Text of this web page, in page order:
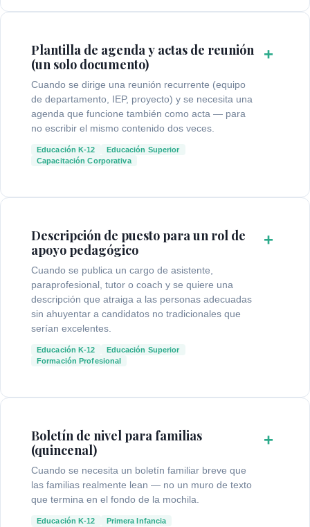
Plantilla de agenda y actas de reunión
(un solo documento)
Cuando se dirige una reunión recurrente (equipo
de departamento, IEP, proyecto) y se necesita una
agenda que funcione también como acta — para
no escribir el mismo contenido dos veces.
Educación K-12
Educación Superior
Capacitación Corporativa
+
Descripción de puesto para un rol de
apoyo pedagógico
Cuando se publica un cargo de asistente,
paraprofesional, tutor o coach y se quiere una
descripción que atraiga a las personas adecuadas
sin ahuyentar a candidatos no tradicionales que
serían excelentes.
Educación K-12
Educación Superior
Formación Profesional
+
Boletín de nivel para familias
(quincenal)
Cuando se necesita un boletín familiar breve que
las familias realmente lean — no un muro de texto
que termina en el fondo de la mochila.
Educación K-12
Primera Infancia
+